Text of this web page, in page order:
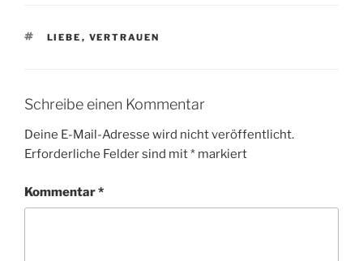
SCHLAGWÖRTER
LIEBE , VERTRAUEN
Schreibe einen Kommentar
Deine E-Mail-Adresse wird nicht veröffentlicht.
Erforderliche Felder sind mit* markiert
Kommentar*